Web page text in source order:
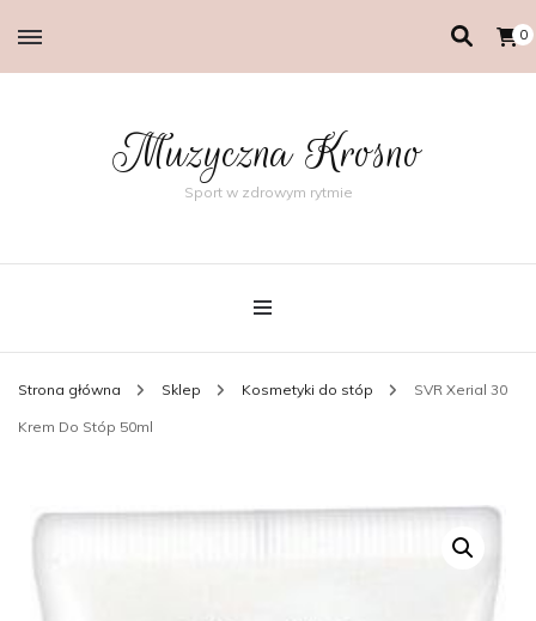
0
Muzyczna Krosno
Sport w zdrowym rytmie
Strona główna Sklep Kosmetyki do stóp SVR Xerial 30
Krem Do Stóp 50ml